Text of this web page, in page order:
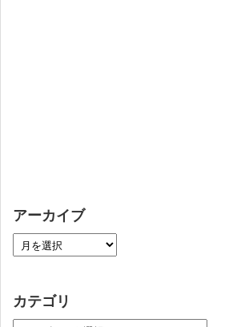
アーカイブ
カテゴリ